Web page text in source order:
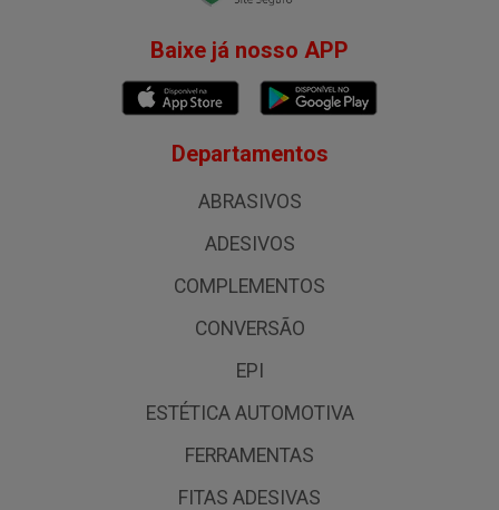
Baixe já nosso APP
Departamentos
ABRASIVOS
ADESIVOS
COMPLEMENTOS
CONVERSÃO
EPI
ESTÉTICA AUTOMOTIVA
FERRAMENTAS
FITAS ADESIVAS